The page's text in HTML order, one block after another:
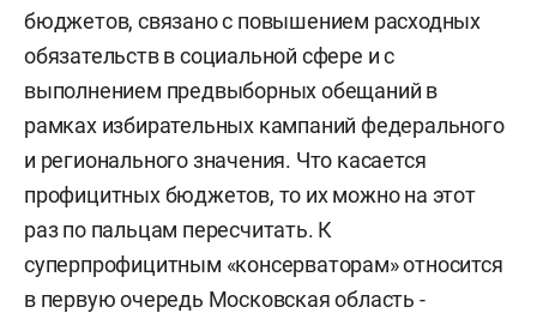
бюджетов, связано с повышением расходных
обязательств в социальной сфере и с
выполнением предвыборных обещаний в
рамках избирательных кампаний федерального
и регионального значения. Что касается
профицитных бюджетов, то их можно на этот
раз по пальцам пересчитать. К
суперпрофицитным «консерваторам» относится
в первую очередь Московская область -